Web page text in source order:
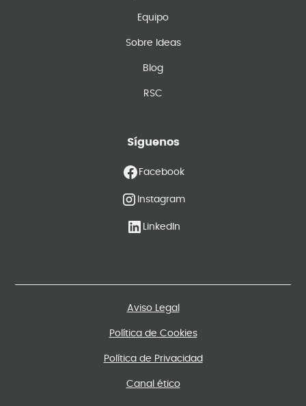
Equipo
Sobre Ideas
Blog
RSC
Síguenos
Facebook
Instagram
LinkedIn
Aviso Legal
Política de Cookies
Política de Privacidad
Canal ético